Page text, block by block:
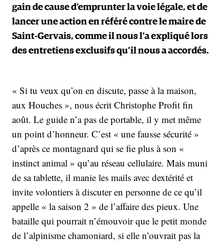
gain de cause d’emprunter la voie légale, et de
lancer une action en référé contre le maire de
Saint-Gervais, comme il nous l’a expliqué lors
des entretiens exclusifs qu’il nous a accordés.
« Si tu veux qu’on en discute, passe à la maison,
aux Houches », nous écrit Christophe Profit fin
août. Le guide n’a pas de portable, il y met même
un point d’honneur. C’est « une fausse sécurité »
d’après ce montagnard qui se fie plus à son «
instinct animal » qu’au réseau cellulaire. Mais muni
de sa tablette, il manie les mails avec dextérité et
invite volontiers à discuter en personne de ce qu’il
appelle « la saison 2 » de l’affaire des pieux. Une
bataille qui pourrait n’émouvoir que le petit monde
de l’alpinisme chamoniard, si elle n’ouvrait pas la